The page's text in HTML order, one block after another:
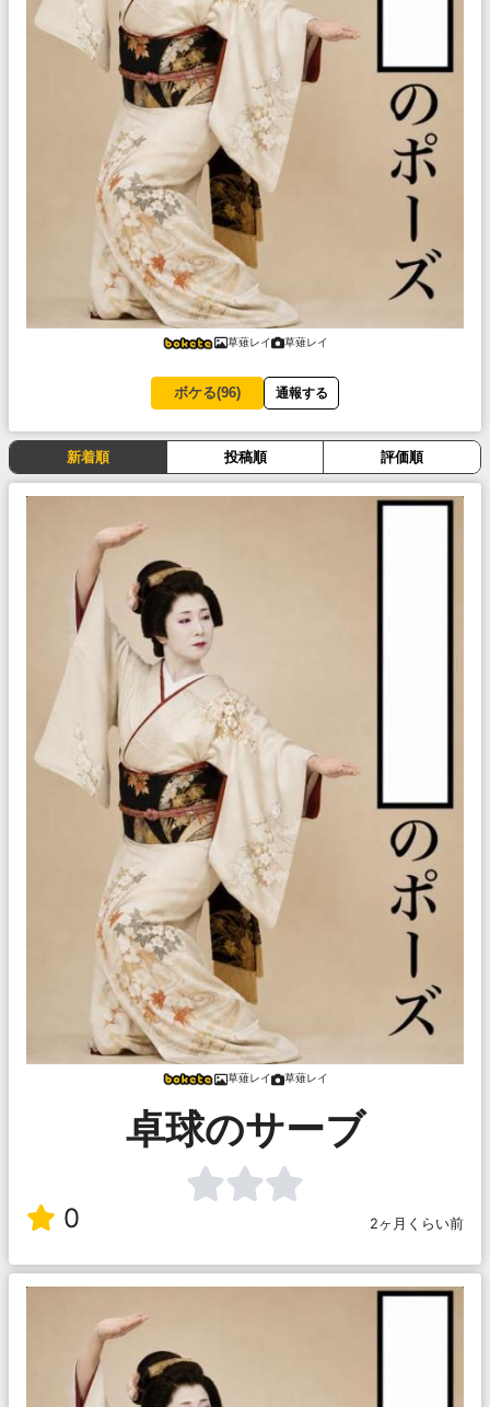
草薙レイ 草薙レイ
ボケる(96) 通報する
新着順 投稿順 評価順
草薙レイ 草薙レイ
卓球のサーブ
0 2ヶ月くらい前